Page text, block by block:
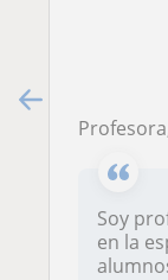
Profesora,
Soy
en la